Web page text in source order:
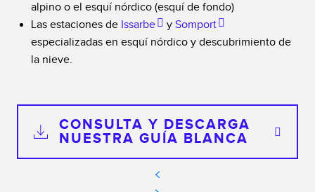
alpino o el esquí nórdico (esquí de fondo)
Las estaciones de Issarbe y Somport
especializadas en esquí nórdico y descubrimiento de
la nieve.
CONSULTA Y DESCARGA
NUESTRA GUÍA BLANCA